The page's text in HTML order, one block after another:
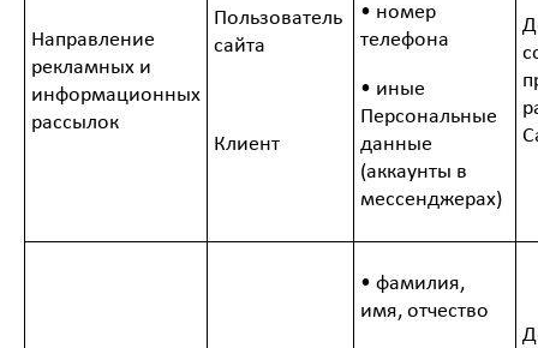
Направление
рекламных и
информационных
рассылок
Пользователь
сайта
Клиент
• номер
телефона
• иные
Персональные
данные
(аккаунты в
мессенджерах)
• фамилия,
имя, отчество